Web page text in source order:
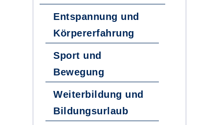
Entspannung und
Körpererfahrung
Sport und
Bewegung
Weiterbildung und
Bildungsurlaub